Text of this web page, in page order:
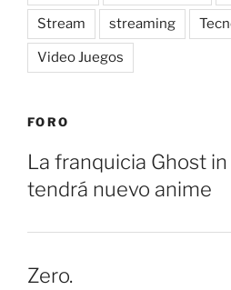
Stream streaming
Video Juegos
FORO
La franquicia Ghost
tendrá nuevo anime
Zero.